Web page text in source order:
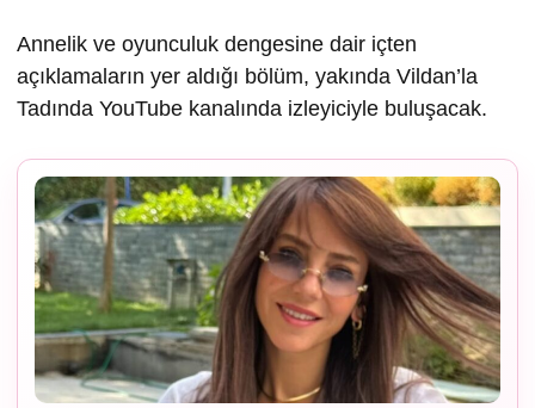
Annelik ve oyunculuk dengesine dair içten
açıklamaların yer aldığı bölüm, yakında Vildan’la
Tadında YouTube kanalında izleyiciyle buluşacak.